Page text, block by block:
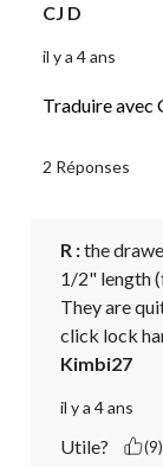
CJ D
il y a 4 ans
Traduire avec
2 Réponses
R : the
1/2" length
They are
click lock
Kimbi27
il y a 4 ans
Utile? (9)